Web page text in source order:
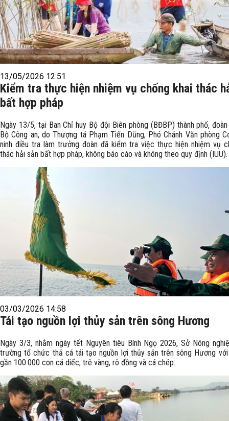
13/05/2026 12:51
Kiểm tra thực hiện nhiệm vụ chống khai thác
bất hợp pháp
Ngày 13/5, tại Ban Chỉ huy Bộ đội Biên phòng (BĐBP) thành phố,
Bộ Công an, do Thượng tá Phạm Tiến Dũng, Phó Chánh Văn phòng
ninh điều tra làm trưởng đoàn đã kiểm tra việc thực hiện nhiệm vụ
thác hải sản bất hợp pháp, không báo cáo và không theo quy định (IUU).
03/03/2026 14:58
Tái tạo nguồn lợi thủy sản trên sông Hương
Ngày 3/3, nhằm ngày tết Nguyên tiêu Bính Ngọ 2026, Sở Nông
trường tổ chức thả cá tái tạo nguồn lợi thủy sản trên sông Hương
gần 100.000 con cá diếc, trê vàng, rô đồng và cá chép.